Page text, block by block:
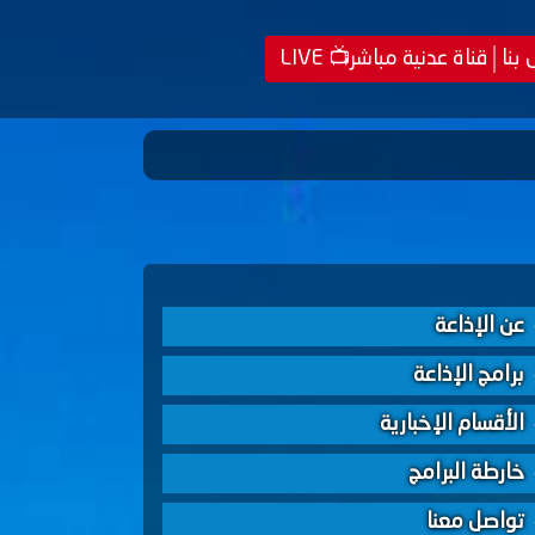
بنا قناة عدنية مباشر📺 LIVE
عن الإذاعة
برامج الإذاعة
الأقسام الإخبارية
خارطة البرامج
تواصل معنا